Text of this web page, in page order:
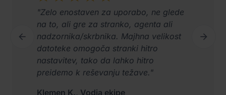
"Zelo enostaven za uporabo, ne glede
na to, ali gre za stranko, agenta ali
nadzornika/skrbnika. Majhna velikost
datoteke omogoča stranki hitro
nastavitev, tako da lahko hitro
preidemo k reševanju težave."
Klemen K., Vodja ekipe
Previous Next